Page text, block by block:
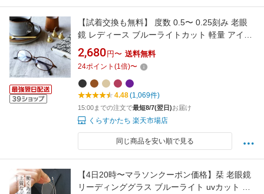
【試着交換も無料】 度数 0.5〜 0.25刻み 老眼
鏡 レディース ブルーライトカット 軽量 アイウ
ェアエア 小さめ オーバル 可愛い リーディング
グラス 40代 50代 女性 人気
2,680 円〜 送料無料
24ポイント (1倍)〜
4.48(1,069件)
15:00までの注文で最短8/7(翌日)お届け
くらすかたち 楽天市場店
同じ商品を安い順で見る
【4日20時〜マラソンクーポン価格】栞 老眼鏡
リーディンググラス ブルーライト uvカット 紫